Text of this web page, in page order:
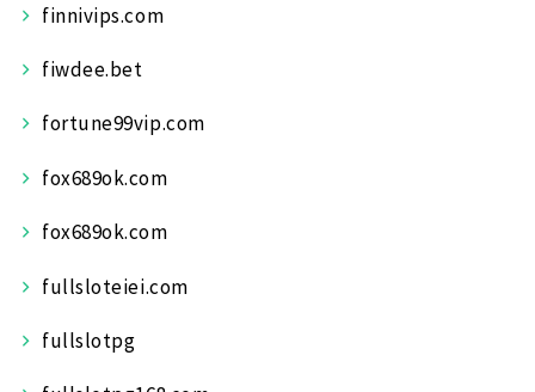
finnivips.com
fiwdee.bet
fortune99vip.com
fox689ok.com
fox689ok.com
fullsloteiei.com
fullslotpg